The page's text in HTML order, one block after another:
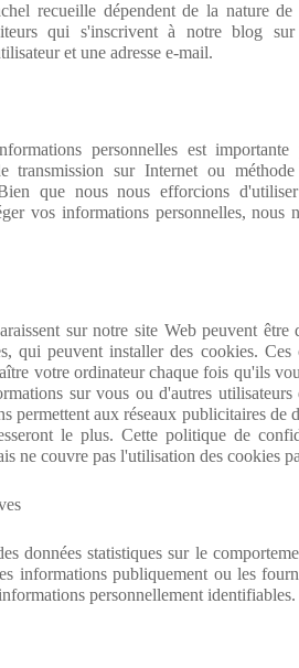
recueille dépendent de la nature
qui s'inscrivent à notre blog sur
et une adresse e-mail.
personnelles est
transmission sur Internet ou
que nous nous efforcions d'utiliser
vos informations personnelles, nous
sur notre site Web peuvent être
qui peuvent installer des cookies. Ces
votre ordinateur chaque fois qu'ils
sur vous ou d'autres
permettent aux réseaux publicitaires de
le plus. Cette politique de
ne couvre pas l'utilisation des cookies
données statistiques sur le
informations publiquement ou les
personnellement identifiables.